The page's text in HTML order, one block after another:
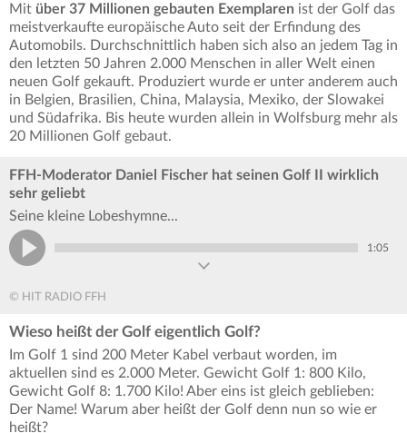
Mit über 37 Millionen gebauten Exemplaren ist der Golf das
meistverkaufte europäische Auto seit der Erfindung des
Automobils. Durchschnittlich haben sich also an jedem Tag in
den letzten 50 Jahren 2.000 Menschen in aller Welt einen
neuen Golf gekauft. Produziert wurde er unter anderem auch
in Belgien, Brasilien, China, Malaysia, Mexiko, der Slowakei
und Südafrika. Bis heute wurden allein in Wolfsburg mehr als
20 Millionen Golf gebaut.
FFH-Moderator Daniel Fischer hat seinen Golf II wirklich
sehr geliebt
Seine kleine Lobeshymne...
1:05
© HIT RADIO FFH
Wieso heißt der Golf eigentlich Golf?
Im Golf 1 sind 200 Meter Kabel verbaut worden, im
aktuellen sind es 2.000 Meter. Gewicht Golf 1: 800 Kilo,
Gewicht Golf 8: 1.700 Kilo! Aber eins ist gleich geblieben:
Der Name! Warum aber heißt der Golf denn nun so wie er
heißt?